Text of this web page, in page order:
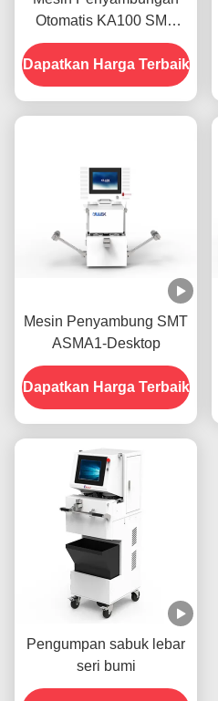
Otomatis KA100 SMT
FPY Tinggi untuk pita
pembawa 8mm
Dapatkan Harga Terbaik
Mesin Penyambung SMT
ASMA1-Desktop
Dapatkan Harga Terbaik
Pengumpan sabuk lebar
seri bumi